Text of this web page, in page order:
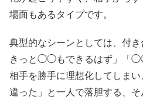
場面もあるタイプです。
典型的なシーンとしては、付
きっと◯◯もできるはず」「
相手を勝手に理想化してしま
違った」と一人で落胆する、